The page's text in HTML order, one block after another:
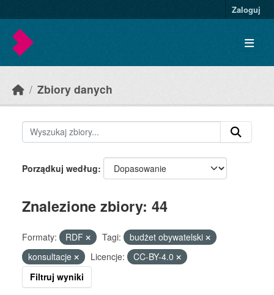
Zaloguj
Zbiory danych
Porządkuj według
Znalezione zbiory: 44
Formaty: RDF Tagi:
budżet obywatelski
konsultacje
Licencje:
CC-BY-4.0
Filtruj wyniki